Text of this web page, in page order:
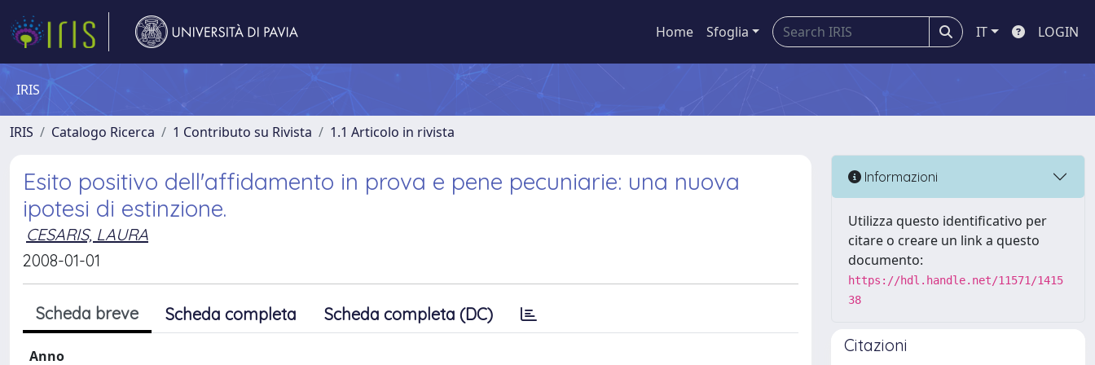
Home Sfoglia IT LOGIN
IRIS
IRIS Catalogo Ricerca 1 Contributo su Rivista 1.1 Articolo in rivista
Esito positivo dell'affidamento in prova e pene pecuniarie: una nuova
ipotesi di estinzione.
CESARIS, LAURA
2008-01-01
Scheda breve Scheda completa Scheda completa (DC)
Anno
Informazioni
Utilizza questo identificativo per
citare o creare un link a questo
documento:
https://hdl.handle.net/11571/1415
38
Citazioni